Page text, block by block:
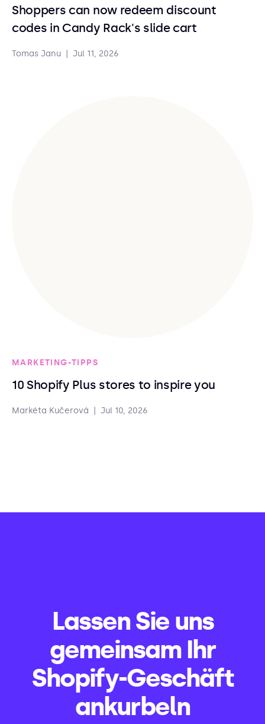
Shoppers can now redeem discount
codes in Candy Rack's slide cart
Tomas Janu Jul 11, 2026
MARKETING-TIPPS
10 Shopify Plus stores to inspire you
Markéta Kučerová Jul 10, 2026
Lassen Sie uns
gemeinsam Ihr
Shopify-Geschäft
ankurbeln